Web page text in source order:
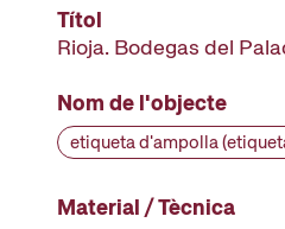
Títol
Rioja. Bodegas del
Nom de l'objecte
etiqueta d'ampolla
Material / Tècnica